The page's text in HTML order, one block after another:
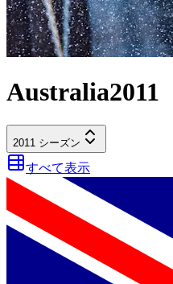
Australia2011
2011 シーズン
すべて表示